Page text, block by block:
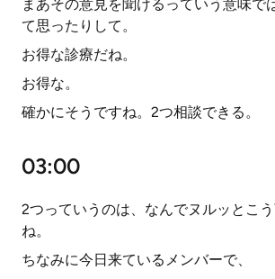
まあその意見を聞けるっていう意味で
て思ったりして。
お得な診療だね。
お得な。
確かにそうですね。2つ相談できる。
03:00
2つっていうのは、なんでヌルッとこ
ね。
ちなみに今日来ているメンバーで、